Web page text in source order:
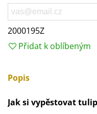
2000195Z
Přidat k oblíbeným
Popis
Jak si vypěstovat